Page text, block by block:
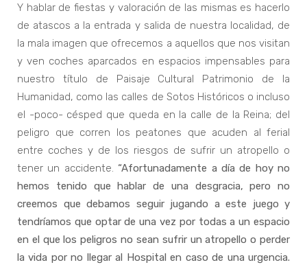
Y hablar de fiestas y valoración de las mismas es hacerlo
de atascos a la entrada y salida de nuestra localidad, de
la mala imagen que ofrecemos a aquellos que nos visitan
y ven coches aparcados en espacios impensables para
nuestro título de Paisaje Cultural Patrimonio de la
Humanidad, como las calles de Sotos Históricos o incluso
el -poco- césped que queda en la calle de la Reina; del
peligro que corren los peatones que acuden al ferial
entre coches y de los riesgos de sufrir un atropello o
tener un accidente. “Afortunadamente a día de hoy no
hemos tenido que hablar de una desgracia, pero no
creemos que debamos seguir jugando a este juego y
tendríamos que optar de una vez por todas a un espacio
en el que los peligros no sean sufrir un atropello o perder
la vida por no llegar al Hospital en caso de una urgencia.